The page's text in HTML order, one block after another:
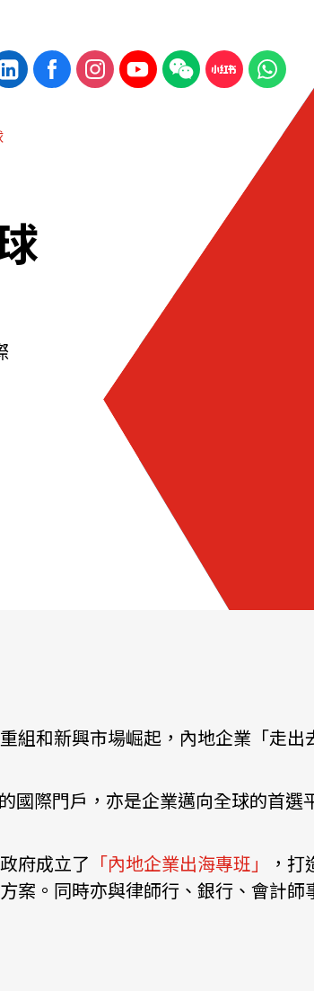
遇﹕政府招標公告 推薦表
組和新興市場崛起，內地企業「走出
際門戶，亦是企業邁向全球的首選
府成立了 「內地企業出海專班」
，
案。同時亦與律師行、銀行、會計